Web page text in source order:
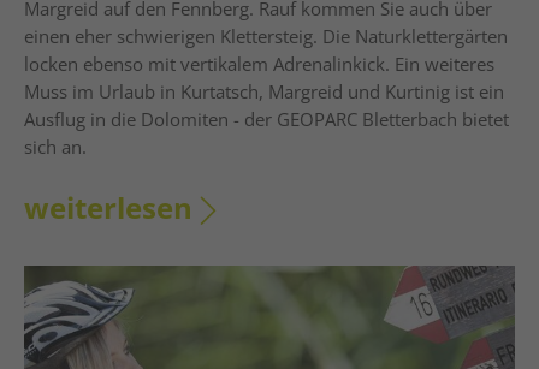
Margreid auf den Fennberg. Rauf kommen Sie auch über
einen eher schwierigen Klettersteig. Die Naturklettergärten
locken ebenso mit vertikalem Adrenalinkick. Ein weiteres
Muss im Urlaub in Kurtatsch, Margreid und Kurtinig ist ein
Ausflug in die Dolomiten - der GEOPARC Bletterbach bietet
sich an.
weiterlesen